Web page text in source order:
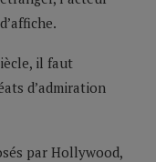
il faut
d’admiration
par Hollywood,